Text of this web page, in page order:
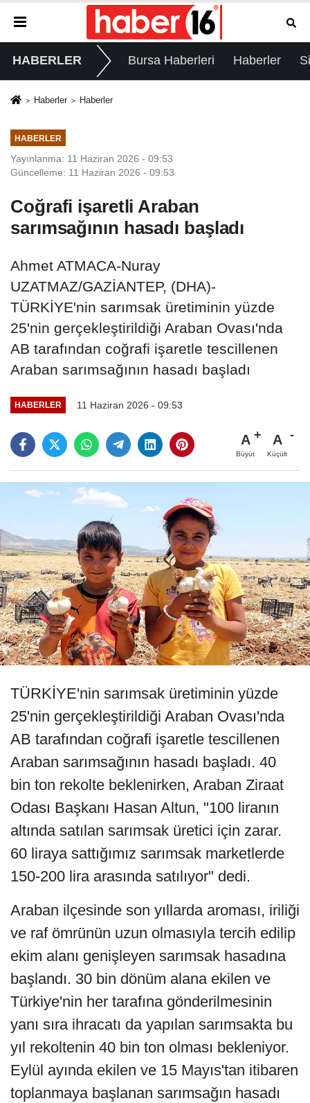
HABERLER Bursa Haberleri Haberler
Haberler Haberler
HABERLER
Yayınlanma: 11 Haziran 2026 - 09:53
Güncelleme: 11 Haziran 2026 - 09:53
Coğrafi işaretli Araban
sarımsağının hasadı başladı
Ahmet ATMACA-Nuray
UZATMAZ/GAZİANTEP, (DHA)-
TÜRKİYE'nin sarımsak üretiminin yüzde
25'nin gerçekleştirildiği Araban Ovası'nda
AB tarafından coğrafi işaretle tescillenen
Araban sarımsağının hasadı başladı
HABERLER 11 Haziran 2026 - 09:53
A
Büyüt
A
Küçült
TÜRKİYE'nin sarımsak üretiminin yüzde
25'nin gerçekleştirildiği Araban Ovası'nda
AB tarafından coğrafi işaretle tescillenen
Araban sarımsağının hasadı başladı. 40
bin ton rekolte beklenirken, Araban Ziraat
Odası Başkanı Hasan Altun, "100 liranın
altında satılan sarımsak üretici için zarar.
60 liraya sattığımız sarımsak marketlerde
150-200 lira arasında satılıyor" dedi.
Araban ilçesinde son yıllarda aroması, iriliği
ve raf ömrünün uzun olmasıyla tercih edilip
ekim alanı genişleyen sarımsak hasadına
başlandı. 30 bin dönüm alana ekilen ve
Türkiye'nin her tarafına gönderilmesinin
yanı sıra ihracatı da yapılan sarımsakta bu
yıl rekoltenin 40 bin ton olması bekleniyor.
Eylül ayında ekilen ve 15 Mayıs'tan itibaren
toplanmaya başlanan sarımsağın hasadı